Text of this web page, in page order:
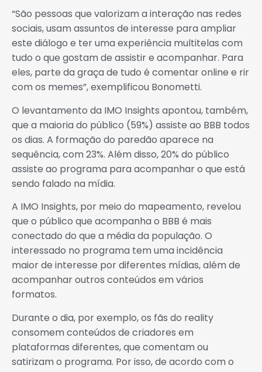
“São pessoas que valorizam a interação nas redes
sociais, usam assuntos de interesse para ampliar
este diálogo e ter uma experiência multitelas com
tudo o que gostam de assistir e acompanhar. Para
eles, parte da graça de tudo é comentar online e rir
com os memes”, exemplificou Bonometti.
O levantamento da IMO Insights apontou, também,
que a maioria do público (59%) assiste ao BBB todos
os dias. A formação do paredão aparece na
sequência, com 23%. Além disso, 20% do público
assiste ao programa para acompanhar o que está
sendo falado na mídia.
A IMO Insights, por meio do mapeamento, revelou
que o público que acompanha o BBB é mais
conectado do que a média da população. O
interessado no programa tem uma incidência
maior de interesse por diferentes mídias, além de
acompanhar outros conteúdos em vários
formatos.
Durante o dia, por exemplo, os fãs do reality
consomem conteúdos de criadores em
plataformas diferentes, que comentam ou
satirizam o programa. Por isso, de acordo com o